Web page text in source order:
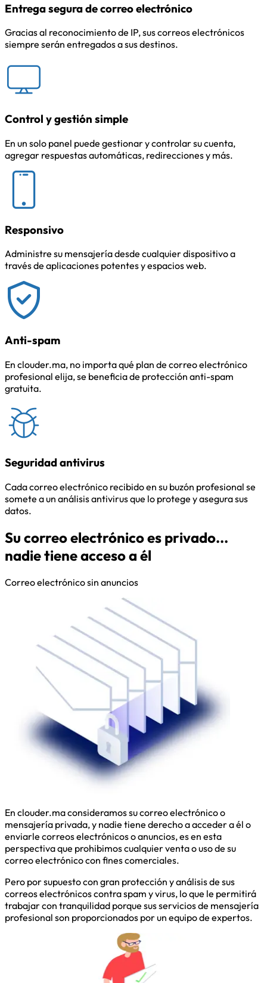
Entrega segura de correo electrónico
Gracias al reconocimiento de IP, sus correos electrónicos
siempre serán entregados a sus destinos.
Control y gestión simple
En un solo panel puede gestionar y controlar su cuenta,
agregar respuestas automáticas, redirecciones y más.
Responsivo
Administre su mensajería desde cualquier dispositivo a
través de aplicaciones potentes y espacios web.
Anti-spam
En clouder.ma, no importa qué plan de correo electrónico
profesional elija, se beneficia de protección anti-spam
gratuita.
Seguridad antivirus
Cada correo electrónico recibido en su buzón profesional se
somete a un análisis antivirus que lo protege y asegura sus
datos.
Su correo electrónico es privado...
nadie tiene acceso a él
Correo electrónico sin anuncios
En clouder.ma consideramos su correo electrónico o
mensajería privada, y nadie tiene derecho a acceder a él o
enviarle correos electrónicos o anuncios, es en esta
perspectiva que prohibimos cualquier venta o uso de su
correo electrónico con fines comerciales.
Pero por supuesto con gran protección y análisis de sus
correos electrónicos contra spam y virus, lo que le permitirá
trabajar con tranquilidad porque sus servicios de mensajería
profesional son proporcionados por un equipo de expertos.